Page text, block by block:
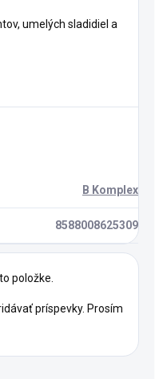
umelých sladidiel a
B Komplex
8588008625309
položke.
príspevky. Prosím